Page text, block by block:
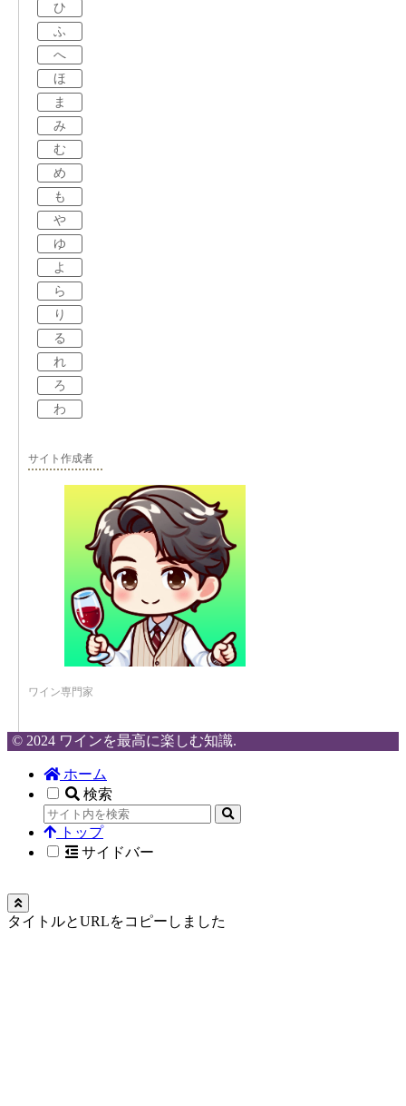
ひ
ふ
へ
ほ
ま
み
む
め
も
や
ゆ
よ
ら
り
る
れ
ろ
わ
サイト作成者
ワイン専門家
© 2024 ワインを最高に楽しむ知識.
ホーム
検索
トップ
サイドバー
タイトルとURLをコピーしました